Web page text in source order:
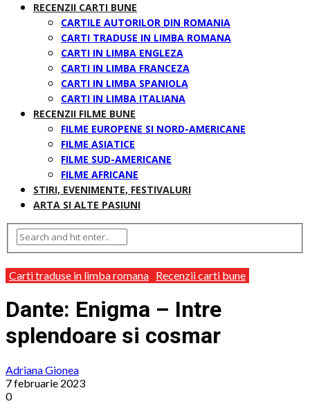
RECENZII CARTI BUNE
CARTILE AUTORILOR DIN ROMANIA
CARTI TRADUSE IN LIMBA ROMANA
CARTI IN LIMBA ENGLEZA
CARTI IN LIMBA FRANCEZA
CARTI IN LIMBA SPANIOLA
CARTI IN LIMBA ITALIANA
RECENZII FILME BUNE
FILME EUROPENE SI NORD-AMERICANE
FILME ASIATICE
FILME SUD-AMERICANE
FILME AFRICANE
STIRI, EVENIMENTE, FESTIVALURI
ARTA SI ALTE PASIUNI
Carti traduse in limba romana Recenzii carti bune
Dante: Enigma – Intre
splendoare si cosmar
Adriana Gionea
7 februarie 2023
0